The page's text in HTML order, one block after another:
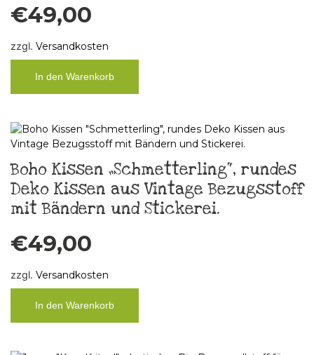
€49,00
zzgl. Versandkosten
In den Warenkorb
Boho Kissen „Schmetterling“, rundes
Deko Kissen aus Vintage Bezugsstoff
mit Bändern und Stickerei.
€49,00
zzgl. Versandkosten
In den Warenkorb